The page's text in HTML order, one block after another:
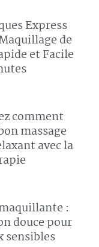
Express
de
et Facile
comment
massage
avec la
:
douce pour
sensibles